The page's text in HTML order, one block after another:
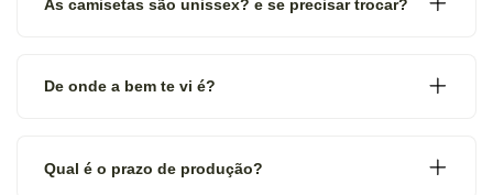
As camisetas são unissex? e se precisar trocar?
De onde a bem te vi é?
Qual é o prazo de produção?